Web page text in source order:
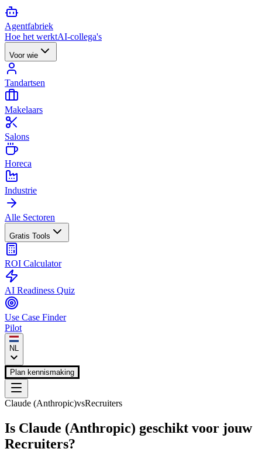
Agentfabriek
Hoe het werktAI-collega's
Voor wie
Tandartsen
Makelaars
Salons
Horeca
Industrie
Alle Sectoren
Gratis Tools
ROI Calculator
AI Readiness Quiz
Use Case Finder
Pilot
NL
Plan kennismaking
Claude (Anthropic)vsRecruiters
Is Claude (Anthropic) geschikt voor jouw
Recruiters?